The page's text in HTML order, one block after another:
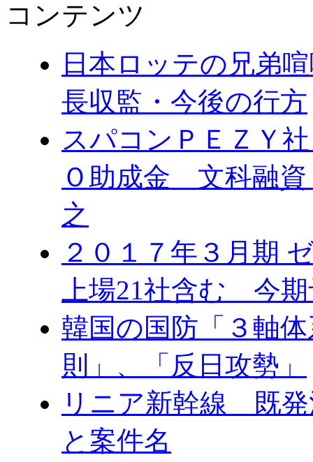
コンテンツ
日本ロッテの兄弟
長収監・今後の行方
スパコンＰＥＺＹ
Ｏ助成金 文科融
之
２０１７年３月期
上場21社含む 今
韓国の国防「３軸
則」、「反日攻勢」
リニア新幹線 既発
と案件名